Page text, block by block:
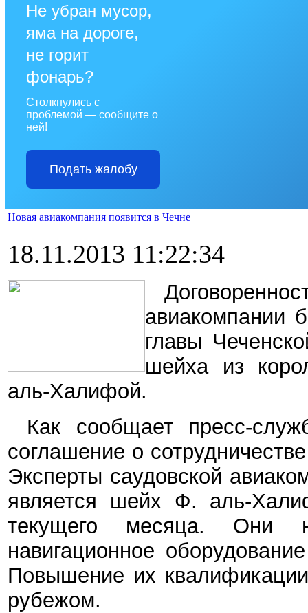
Не убран мусор,
яма на дороге,
не горит
фонарь?
Столкнулись с
проблемой — сообщите о
ней!
Подать жалобу
Новая авиакомпания появится в Чечне
18.11.2013 11:22:34
авиакомпании
главы
шейха из
аль-Халифой.
Как сообщает пресс-
соглашение о
Эксперты саудовской
является шейх Ф. аль-
текущего месяца. Они
навигационное
Повышение их
рубежом.